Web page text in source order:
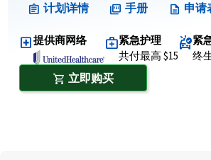
assignment 计划详情 picture_as_pdf 手册 description 申请
local_hospital提供商网络 medical_services紧急护理
共付最高 $15
ambulance紧
终
shopping_cart 立即购买